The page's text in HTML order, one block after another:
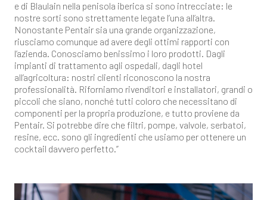
e di Blaulain nella penisola iberica si sono intrecciate: le
nostre sorti sono strettamente legate l’una all’altra.
Nonostante Pentair sia una grande organizzazione,
riusciamo comunque ad avere degli ottimi rapporti con
l’azienda. Conosciamo benissimo i loro prodotti. Dagli
impianti di trattamento agli ospedali, dagli hotel
all’agricoltura: nostri clienti riconoscono la nostra
professionalità. Riforniamo rivenditori e installatori, grandi o
piccoli che siano, nonché tutti coloro che necessitano di
componenti per la propria produzione, e tutto proviene da
Pentair. Si potrebbe dire che filtri, pompe, valvole, serbatoi,
resine, ecc. sono gli ingredienti che usiamo per ottenere un
cocktail davvero perfetto.”